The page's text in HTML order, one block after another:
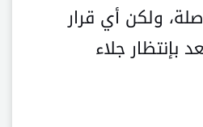
ولكن أي قرار
بإنتظار جلاء